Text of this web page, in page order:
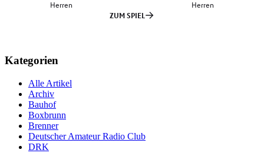
Kategorien
Alle Artikel
Archiv
Bauhof
Boxbrunn
Brenner
Deutscher Amateur Radio Club
DRK